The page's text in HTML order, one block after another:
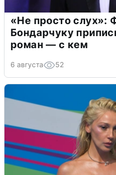
«Не просто слух»:
Бондарчуку
роман — с кем
6 августа 52